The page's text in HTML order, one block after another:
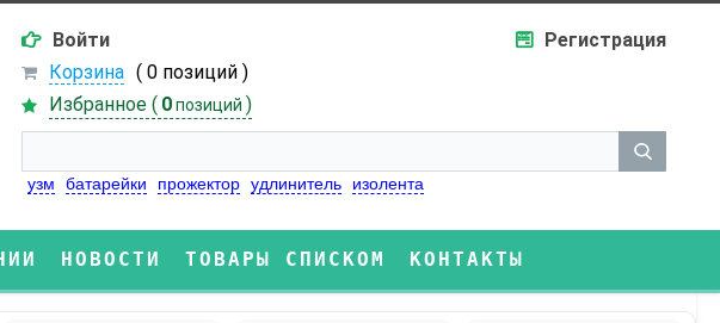
Войти
Регистрация
Корзина ( 0 позиций )
Избранное ( 0 позиций )
узм батарейки прожектор удлинитель изолента
НОВОСТИ ТОВАРЫ СПИСКОМ КОНТАКТЫ